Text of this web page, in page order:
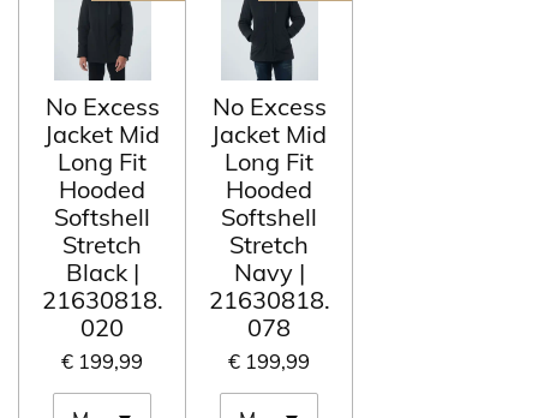
No Excess
Jacket Mid
Long Fit
Hooded
Softshell
Stretch
Black |
21630818.
020
€ 199,99
No Excess
Jacket Mid
Long Fit
Hooded
Softshell
Stretch
Navy |
21630818.
078
€ 199,99